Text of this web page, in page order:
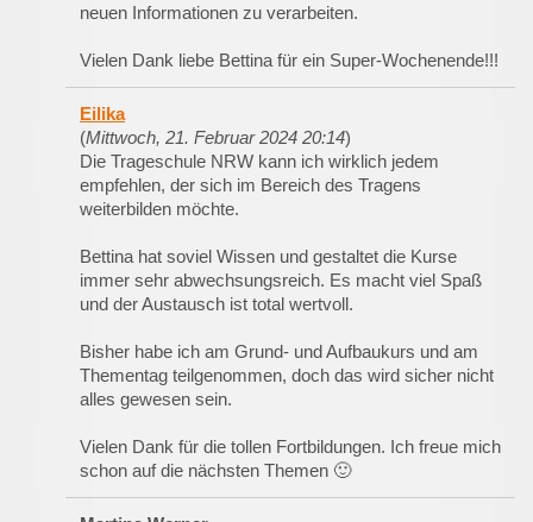
neuen Informationen zu verarbeiten.
Vielen Dank liebe Bettina für ein Super-Wochenende!!!
Eilika
(Mittwoch, 21. Februar 2024 20:14)
Die Trageschule NRW kann ich wirklich jedem
empfehlen, der sich im Bereich des Tragens
weiterbilden möchte.
Bettina hat soviel Wissen und gestaltet die Kurse
immer sehr abwechsungsreich. Es macht viel Spaß
und der Austausch ist total wertvoll.
Bisher habe ich am Grund- und Aufbaukurs und am
Thementag teilgenommen, doch das wird sicher nicht
alles gewesen sein.
Vielen Dank für die tollen Fortbildungen. Ich freue mich
schon auf die nächsten Themen 🙂